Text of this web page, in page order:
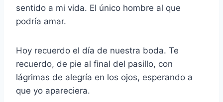
sentido a mi vida. El único hombre al que
podría amar.
Hoy recuerdo el día de nuestra boda. Te
recuerdo, de pie al final del pasillo, con
lágrimas de alegría en los ojos, esperando a
que yo apareciera.